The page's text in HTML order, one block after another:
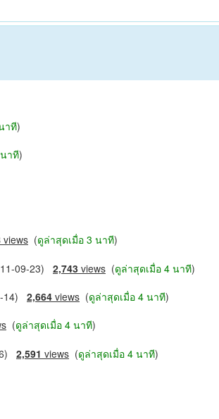
าที)
าที)
views (ดูล่าสุดเมื่อ 3 นาที)
09-23) 2,743 views (ดูล่าสุดเมื่อ 4 นาที)
14) 2,664 views (ดูล่าสุดเมื่อ 4 นาที)
(ดูล่าสุดเมื่อ 4 นาที)
2,591 views (ดูล่าสุดเมื่อ 4 นาที)